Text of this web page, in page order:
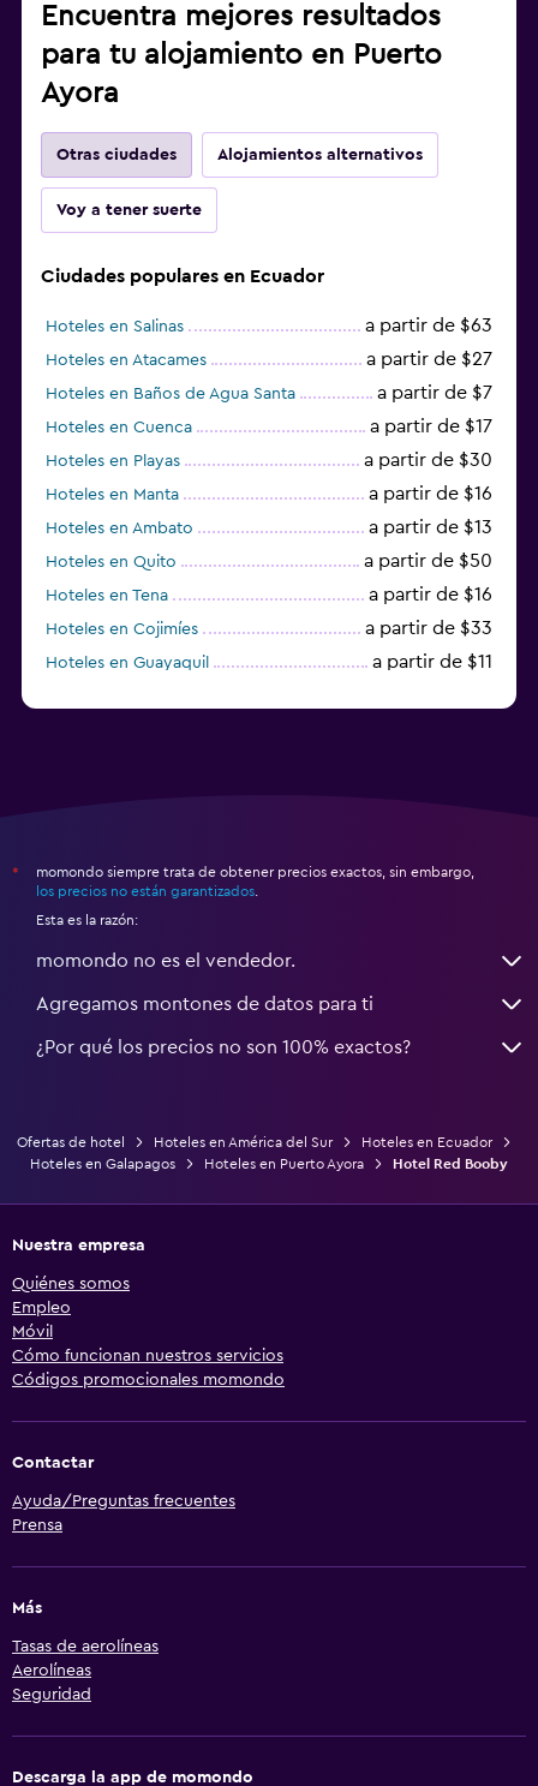
Encuentra mejores resultados
para tu alojamiento en Puerto
Ayora
Otras ciudades Alojamientos alternativos
Voy a tener suerte
Ciudades populares en Ecuador
Hoteles en Salinas a partir de $63
Hoteles en Atacames a partir de $27
Hoteles en Baños de Agua Santa a partir de $7
Hoteles en Cuenca a partir de $17
Hoteles en Playas a partir de $30
Hoteles en Manta a partir de $16
Hoteles en Ambato a partir de $13
Hoteles en Quito a partir de $50
Hoteles en Tena a partir de $16
Hoteles en Cojimíes a partir de $33
Hoteles en Guayaquil a partir de $11
*
momondo siempre trata de obtener precios exactos, sin embargo,
los precios no están garantizados
Esta es la razón:
momondo no es el vendedor.
Agregamos montones de datos para ti
¿Por qué los precios no son 100% exactos?
Ofertas de hotel Hoteles en América del Sur
Hoteles en Ecuador
Hoteles en Galapagos
Hoteles en Puerto Ayora Hotel Red Booby
Nuestra empresa
Quiénes somos
Empleo
Móvil
Cómo funcionan nuestros servicios
Códigos promocionales momondo
Contactar
Ayuda/Preguntas frecuentes
Prensa
Más
Tasas de aerolíneas
Aerolíneas
Seguridad
Descarga la app de momondo